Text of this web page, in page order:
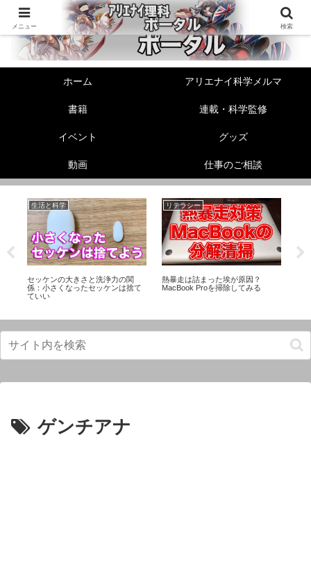
ホーム アリエナイ科学メルマ
書籍 連載・科学監修
イベント グッズ
動画 仕事のご相談
生活と科学
セッケンの大きさと洗浄力の関
係：小さくなったセッケンは捨て
ていい
リテラシー
熱暴走は詰まった埃が原因？
MacBook Proを掃除してみる
ゲンチアナ
メニュー 検索